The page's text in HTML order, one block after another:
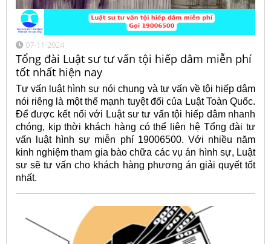
07-11-2024
Tổng đài Luật sư tư vấn tội hiếp dâm miễn phí
tốt nhất hiện nay
Tư vấn luật hình sự nói chung và tư vấn về tội hiếp dâm
nói riêng là một thế mạnh tuyệt đối của Luật Toàn Quốc.
Để được kết nối với Luật sư tư vấn tội hiếp dâm nhanh
chóng, kịp thời khách hàng có thể liên hệ Tổng đài tư
vấn luật hình sự miễn phí 19006500. Với nhiều năm
kinh nghiệm tham gia bào chữa các vụ án hình sự, Luật
sư sẽ tư vấn cho khách hàng phương án giải quyết tốt
nhất.